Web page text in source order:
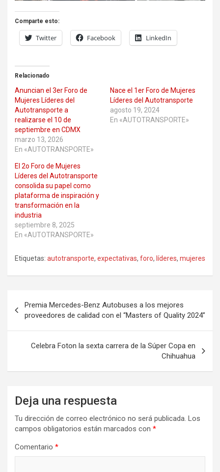
Comparte esto:
Twitter Facebook LinkedIn
Relacionado
Anuncian el 3er Foro de
Mujeres Líderes del
Autotransporte a
realizarse el 10 de
septiembre en CDMX
marzo 13, 2026
En «AUTOTRANSPORTE»
Nace el 1er Foro de Mujeres
Líderes del Autotransporte
agosto 19, 2024
En «AUTOTRANSPORTE»
El 2o Foro de Mujeres
Líderes del Autotransporte
consolida su papel como
plataforma de inspiración y
transformación en la
industria
septiembre 8, 2025
En «AUTOTRANSPORTE»
Etiquetas: autotransporte, expectativas, foro, líderes, mujeres
de
entradas
Premia Mercedes-Benz Autobuses a los mejores
proveedores de calidad con el “Masters of Quality 2024”
Celebra Foton la sexta carrera de la Súper Copa en
Chihuahua
Deja una respuesta
Tu dirección de correo electrónico no será publicada. Los
campos obligatorios están marcados con *
Comentario *